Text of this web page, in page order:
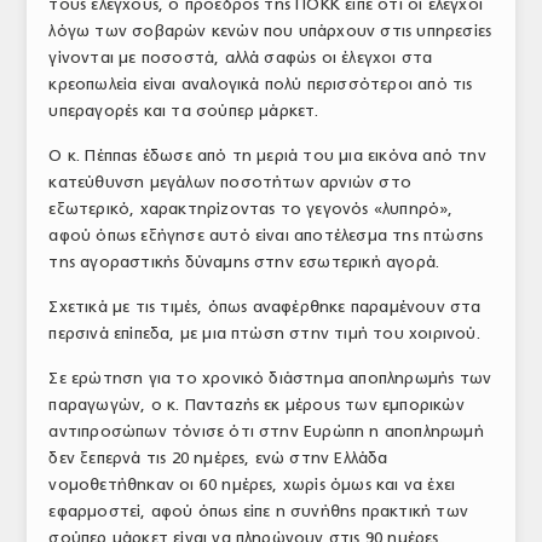
τους ελέγχους, ο πρόεδρος της ΠΟΚΚ είπε ότι οι έλεγχοι
λόγω των σοβαρών κενών που υπάρχουν στις υπηρεσίες
γίνονται με ποσοστά, αλλά σαφώς οι έλεγχοι στα
κρεοπωλεία είναι αναλογικά πολύ περισσότεροι από τις
υπεραγορές και τα σούπερ μάρκετ.
Ο κ. Πέππας έδωσε από τη μεριά του μια εικόνα από την
κατεύθυνση μεγάλων ποσοτήτων αρνιών στο
εξωτερικό, χαρακτηρίζοντας το γεγονός «λυπηρό»,
αφού όπως εξήγησε αυτό είναι αποτέλεσμα της πτώσης
της αγοραστικής δύναμης στην εσωτερική αγορά.
Σχετικά με τις τιμές, όπως αναφέρθηκε παραμένουν στα
περσινά επίπεδα, με μια πτώση στην τιμή του χοιρινού.
Σε ερώτηση για το χρονικό διάστημα αποπληρωμής των
παραγωγών, ο κ. Πανταζής εκ μέρους των εμπορικών
αντιπροσώπων τόνισε ότι στην Ευρώπη η αποπληρωμή
δεν ξεπερνά τις 20 ημέρες, ενώ στην Ελλάδα
νομοθετήθηκαν οι 60 ημέρες, χωρίς όμως και να έχει
εφαρμοστεί, αφού όπως είπε η συνήθης πρακτική των
σούπερ μάρκετ είναι να πληρώνουν στις 90 ημέρες.